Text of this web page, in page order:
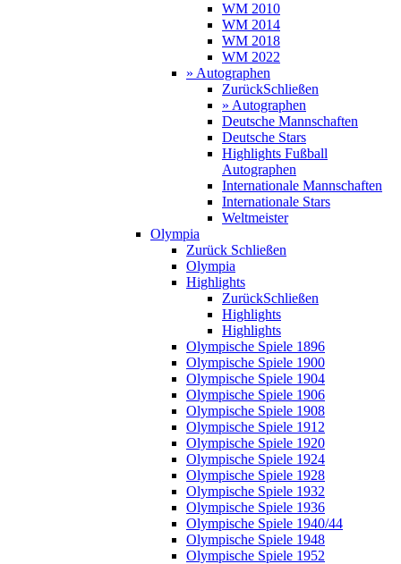
WM 2010
WM 2014
WM 2018
WM 2022
» Autographen
ZurückSchließen
» Autographen
Deutsche Mannschaften
Deutsche Stars
Highlights Fußball
Autographen
Internationale Mannschaften
Internationale Stars
Weltmeister
Olympia
Zurück Schließen
Olympia
Highlights
ZurückSchließen
Highlights
Highlights
Olympische Spiele 1896
Olympische Spiele 1900
Olympische Spiele 1904
Olympische Spiele 1906
Olympische Spiele 1908
Olympische Spiele 1912
Olympische Spiele 1920
Olympische Spiele 1924
Olympische Spiele 1928
Olympische Spiele 1932
Olympische Spiele 1936
Olympische Spiele 1940/44
Olympische Spiele 1948
Olympische Spiele 1952